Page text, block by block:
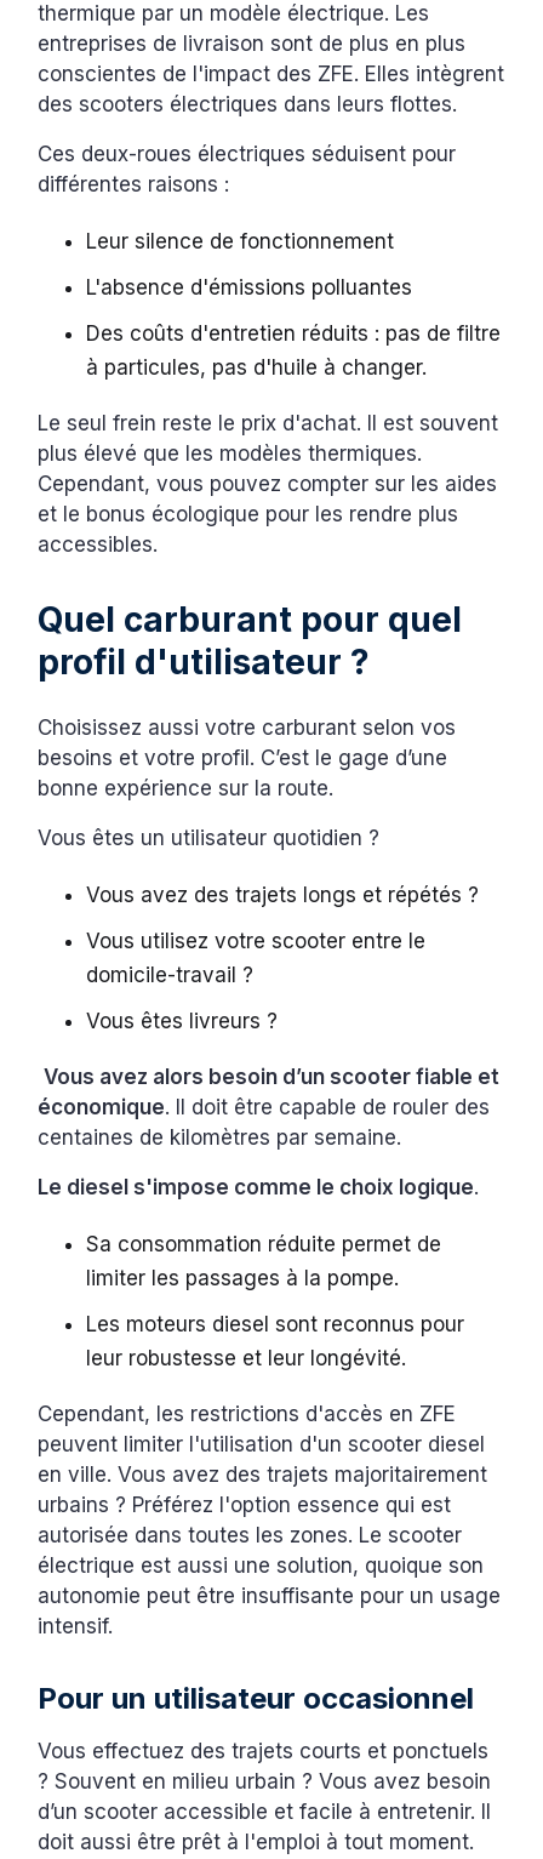
thermique par un modèle électrique. Les
entreprises de livraison sont de plus en plus
conscientes de l'impact des ZFE. Elles intègrent
des scooters électriques dans leurs flottes.
Ces deux-roues électriques séduisent pour
différentes raisons :
Leur silence de fonctionnement
L'absence d'émissions polluantes
Des coûts d'entretien réduits : pas de filtre
à particules, pas d'huile à changer.
Le seul frein reste le prix d'achat. Il est souvent
plus élevé que les modèles thermiques.
Cependant, vous pouvez compter sur les aides
et le bonus écologique pour les rendre plus
accessibles.
Quel carburant pour quel
profil d'utilisateur ?
Choisissez aussi votre carburant selon vos
besoins et votre profil. C’est le gage d’une
bonne expérience sur la route.
Vous êtes un utilisateur quotidien ?
Vous avez des trajets longs et répétés ?
Vous utilisez votre scooter entre le
domicile-travail ?
Vous êtes livreurs ?
Vous avez alors besoin d’un scooter fiable et
économique. Il doit être capable de rouler des
centaines de kilomètres par semaine.
Le diesel s'impose comme le choix logique.
Sa consommation réduite permet de
limiter les passages à la pompe.
Les moteurs diesel sont reconnus pour
leur robustesse et leur longévité.
Cependant, les restrictions d'accès en ZFE
peuvent limiter l'utilisation d'un scooter diesel
en ville. Vous avez des trajets majoritairement
urbains ? Préférez l'option essence qui est
autorisée dans toutes les zones. Le scooter
électrique est aussi une solution, quoique son
autonomie peut être insuffisante pour un usage
intensif.
Pour un utilisateur occasionnel
Vous effectuez des trajets courts et ponctuels
? Souvent en milieu urbain ? Vous avez besoin
d’un scooter accessible et facile à entretenir. Il
doit aussi être prêt à l'emploi à tout moment.